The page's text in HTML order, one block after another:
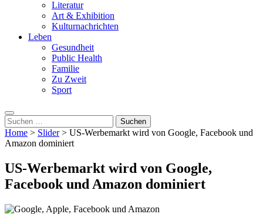
Literatur
Art & Exhibition
Kulturnachrichten
Leben
Gesundheit
Public Health
Familie
Zu Zweit
Sport
Suche
nach:
Home > Slider> US-Werbemarkt wird von Google, Facebook und
Amazon dominiert
US-Werbemarkt wird von Google,
Facebook und Amazon dominiert